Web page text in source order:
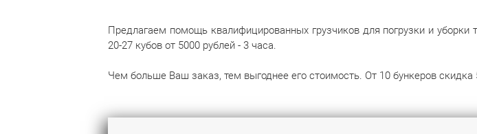
Предлагаем помощь квалифицированных грузчиков для погрузки и
20‌-‌27 кубов от 5000 рублей - 3 часа.
Чем больше Ваш заказ, тем выгоднее его стоимость. От 10 бункеров скидка